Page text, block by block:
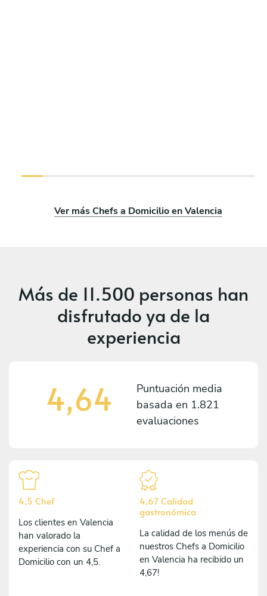
Ver más Chefs a Domicilio en Valencia
Más de 11.500 personas han
disfrutado ya de la
experiencia
4,64
Puntuación media
basada en 1.821
evaluaciones
4,5 Chef
Los clientes en Valencia
han valorado la
experiencia con su Chef a
Domicilio con un 4,5.
4,67 Calidad
gastronómica
La calidad de los menús de
nuestros Chefs a Domicilio
en Valencia ha recibido un
4,67!